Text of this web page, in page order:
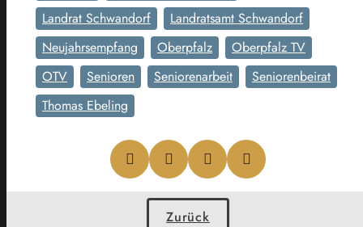
Landrat Schwandorf
Landratsamt Schwandorf
Neujahrsempfang
Oberpfalz
Oberpfalz TV
OTV
Senioren Seniorenarbeit
Seniorenbeirat
Thomas Ebeling
Zurück